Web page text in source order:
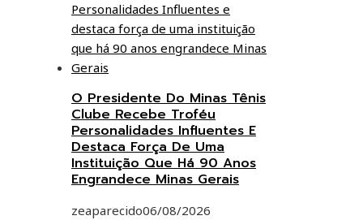
O Presidente Do Minas Tênis
Clube Recebe Troféu
Personalidades Influentes E
Destaca Força De Uma
Instituição Que Há 90 Anos
Engrandece Minas Gerais
zeaparecido06/08/2026